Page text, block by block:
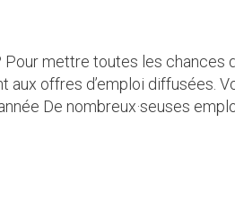
Pour mettre toutes les
aux offres d’emploi diffusées.
De nombreux·seuses